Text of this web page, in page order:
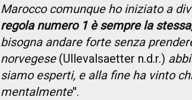
Marocco comunque ho iniziato a
regola numero 1 è sempre la
bisogna andare forte senza
norvegese(Ullevalsaetter n.d.r.)
siamo esperti, e alla fine ha vinto
mentalmente''.